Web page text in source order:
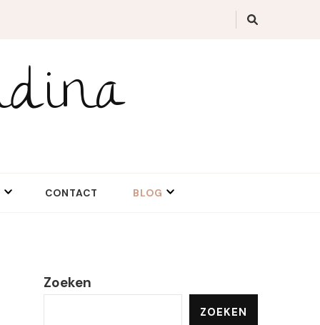
CONTACT BLOG
Zoeken
ZOEKEN